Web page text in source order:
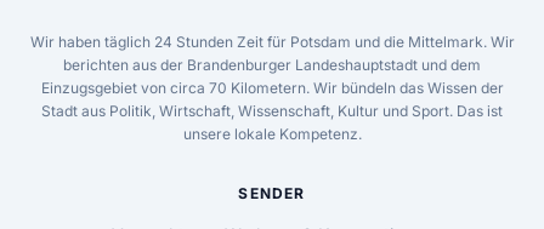
Wir haben täglich 24 Stunden Zeit für Potsdam und die Mittelmark. Wir
berichten aus der Brandenburger Landeshauptstadt und dem
Einzugsgebiet von circa 70 Kilometern. Wir bündeln das Wissen der
Stadt aus Politik, Wirtschaft, Wissenschaft, Kultur und Sport. Das ist
unsere lokale Kompetenz.
SENDER